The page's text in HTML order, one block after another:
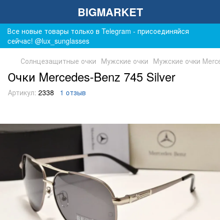
BIGMARKET
Все новые товары только в Telegram - присоединяйся
сейчас! @lux_sunglasses
Солнцезащитные очки Мужские очки Мужские очки
Очки Mercedes-Benz 745 Silver
Артикул: 2338 1 отзыв